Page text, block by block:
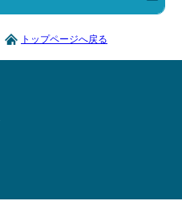
トップページへ戻る